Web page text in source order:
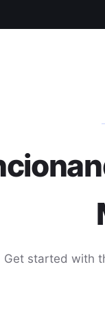
Get started with